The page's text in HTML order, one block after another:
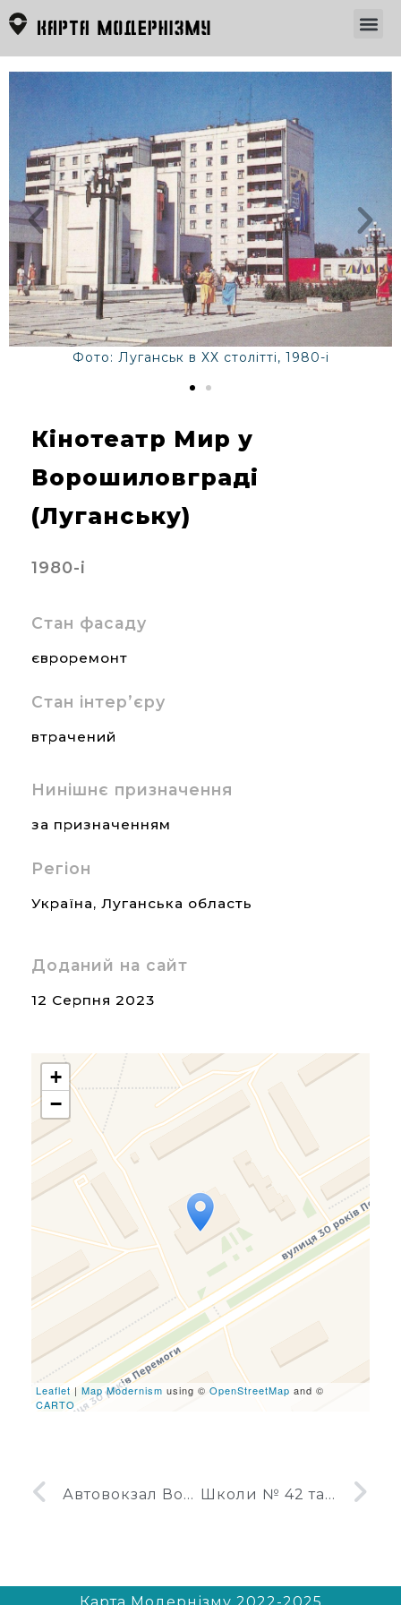
Фото: Луганськ в ХХ столітті, 1980-і
Кінотеатр Мир у
Ворошиловграді
(Луганську)
1980-і
Стан фасаду
євроремонт
Стан інтер’єру
втрачений
Нинішнє призначення
за призначенням
Регіон
Україна, Луганська область
Доданий на сайт
12 Серпня 2023
Travelers' Map is loading...
If you see this after your
page is loaded completely,
leafletJS files are missing.
+
−
Leaflet | Map Modernism using © OpenStreetMap and ©
CARTO
Автовокзал Ворошиловград (Луганськ) Школи № 42 та 24 у Ворошиловграді (Луганську)